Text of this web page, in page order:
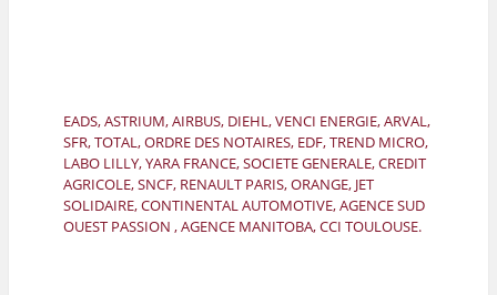
EADS, ASTRIUM, AIRBUS, DIEHL, VENCI ENERGIE, ARVAL,
SFR, TOTAL, ORDRE DES NOTAIRES, EDF, TREND MICRO,
LABO LILLY, YARA FRANCE, SOCIETE GENERALE, CREDIT
AGRICOLE, SNCF, RENAULT PARIS, ORANGE, JET
SOLIDAIRE, CONTINENTAL AUTOMOTIVE, AGENCE SUD
OUEST PASSION , AGENCE MANITOBA, CCI TOULOUSE.